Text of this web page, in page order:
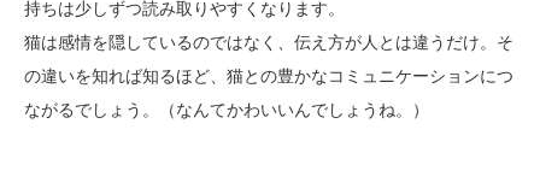
持ちは少しずつ読み取りやすくなります。
猫は感情を隠しているのではなく、伝え方が人とは違うだけ。そ
の違いを知れば知るほど、猫との豊かなコミュニケーションにつ
ながるでしょう。（なんてかわいいんでしょうね。）